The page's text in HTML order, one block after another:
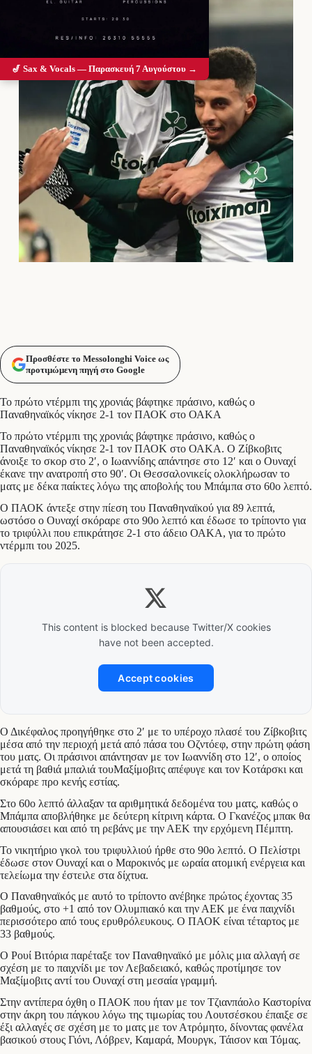
Προσθέστε το Messolonghi Voice ως
προτιμώμενη πηγή στο Google
Το πρώτο ντέρμπι της χρονιάς βάφτηκε πράσινο, καθώς ο
Παναθηναϊκός νίκησε 2-1 τον ΠΑΟΚ στο ΟΑΚΑ
Το πρώτο ντέρμπι της χρονιάς βάφτηκε πράσινο, καθώς ο
Παναθηναϊκός νίκησε 2-1 τον ΠΑΟΚ στο ΟΑΚΑ. Ο Ζίβκοβιτς
άνοιξε το σκορ στο 2′, ο Ιωαννίδης απάντησε στο 12′ και ο Ουναχί
έκανε την ανατροπή στο 90′. Οι Θεσσαλονικείς ολοκλήρωσαν το
ματς με δέκα παίκτες λόγω της αποβολής του Μπάμπα στο 60ο λεπτό.
Ο ΠΑΟΚ άντεξε στην πίεση του Παναθηναϊκού για 89 λεπτά,
ωστόσο ο Ουναχί σκόραρε στο 90ο λεπτό και έδωσε το τρίποντο για
το τριφύλλι που επικράτησε 2-1 στο άδειο ΟΑΚΑ, για το πρώτο
ντέρμπι του 2025.
This content is blocked because Twitter/X cookies
have not been accepted.
Accept cookies
Ο Δικέφαλος προηγήθηκε στο 2′ με το υπέροχο πλασέ του Ζίβκοβιτς
μέσα από την περιοχή μετά από πάσα του Οζντόεφ, στην πρώτη φάση
του ματς. Οι πράσινοι απάντησαν με τον Ιωαννίδη στο 12′, ο οποίος
μετά τη βαθιά μπαλιά τουΜαξίμοβιτς απέφυγε και τον Κοτάρσκι και
σκόραρε προ κενής εστίας.
Στο 60ο λεπτό άλλαξαν τα αριθμητικά δεδομένα του ματς, καθώς ο
Μπάμπα αποβλήθηκε με δεύτερη κίτρινη κάρτα. Ο Γκανέζος μπακ θα
απουσιάσει και από τη ρεβάνς με την ΑΕΚ την ερχόμενη Πέμπτη.
Το νικητήριο γκολ του τριφυλλιού ήρθε στο 90ο λεπτό. Ο Πελίστρι
έδωσε στον Ουναχί και ο Μαροκινός με ωραία ατομική ενέργεια και
τελείωμα την έστειλε στα δίχτυα.
Ο Παναθηναϊκός με αυτό το τρίποντο ανέβηκε πρώτος έχοντας 35
βαθμούς, στο +1 από τον Ολυμπιακό και την ΑΕΚ με ένα παιχνίδι
περισσότερο από τους ερυθρόλευκους. Ο ΠΑΟΚ είναι τέταρτος με
33 βαθμούς.
Ο Ρουί Βιτόρια παρέταξε τον Παναθηναϊκό με μόλις μια αλλαγή σε
σχέση με το παιχνίδι με τον Λεβαδειακό, καθώς προτίμησε τον
Μαξίμοβιτς αντί του Ουναχί στη μεσαία γραμμή.
Στην αντίπερα όχθη ο ΠΑΟΚ που ήταν με τον Τζιανπάολο Καστορίνα
στην άκρη του πάγκου λόγω της τιμωρίας του Λουτσέσκου έπαιξε σε
έξι αλλαγές σε σχέση με το ματς με τον Ατρόμητο, δίνοντας φανέλα
βασικού στους Γιόνι, Λόβρεν, Καμαρά, Μουργκ, Τάισον και Τόμας.
🎷 Sax & Vocals — Παρασκευή 7 Αυγούστου →